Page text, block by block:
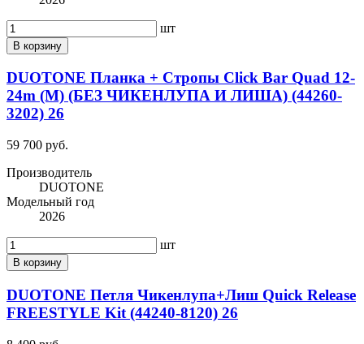
шт
В корзину
DUOTONE Планка + Стропы Click Bar Quad 12-
24m (M) (БЕЗ ЧИКЕНЛУПА И ЛИША) (44260-
3202) 26
59 700 руб.
Производитель
DUOTONE
Модельный год
2026
шт
В корзину
DUOTONE Петля Чикенлупа+Лиш Quick Release
FREESTYLE Kit (44240-8120) 26